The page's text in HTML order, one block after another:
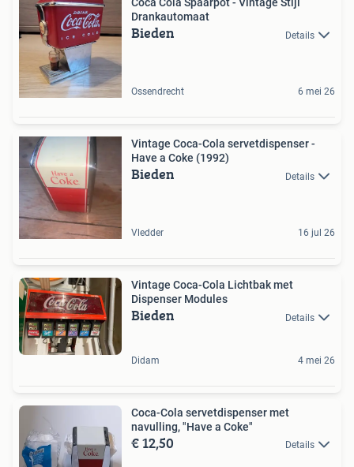
Coca Cola Spaarpot - Vintage Stijl
Drankautomaat
Bieden Details
Ossendrecht 6 mei 26
Vintage Coca-Cola servetdispenser -
Have a Coke (1992)
Bieden Details
Vledder 16 jul 26
Vintage Coca-Cola Lichtbak met
Dispenser Modules
Bieden Details
Didam 4 mei 26
Coca-Cola servetdispenser met
navulling, "Have a Coke"
€ 12,50 Details